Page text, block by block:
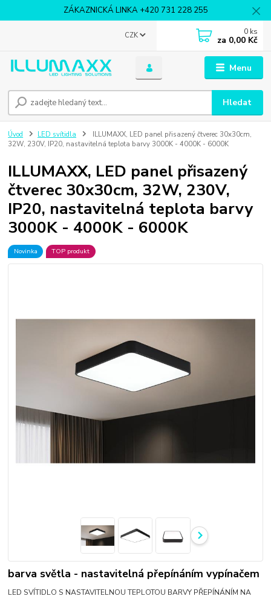
ZÁKAZNICKÁ LINKA +420 731 228 255
Menu
CZK
Hledat
0 ks
za 0,00 Kč
Úvod LED svítidla
ILLUMAXX, LED panel přisazený čtverec 30x30cm,
32W, 230V, IP20, nastavitelná teplota barvy 3000K - 4000K - 6000K
ILLUMAXX, LED panel přisazený
čtverec 30x30cm, 32W, 230V,
IP20, nastavitelná teplota barvy
3000K - 4000K - 6000K
Novinka TOP produkt
barva světla - nastavitelná přepínáním vypínačem
LED SVÍTIDLO S NASTAVITELNOU TEPLOTOU BARVY PŘEPÍNÁNÍM NA